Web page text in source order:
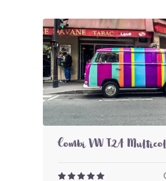
Combi VW T2A